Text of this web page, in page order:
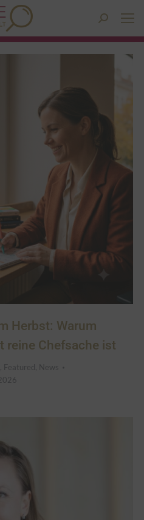
Search:
Herbst: Warum
reine Chefsache ist
Featured News